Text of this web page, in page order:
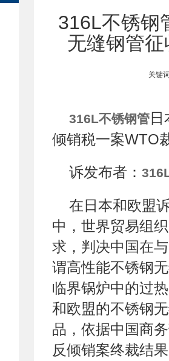
316L不锈钢
无缝钢管
关键
316L不锈钢管
倾销税一案WTO
诉发布者：
在日本和欧盟
中，世界贸易组
求，判决中国在
谓高性能不锈钢
临界锅炉中的过
和欧盟的不锈钢
品，依据中国商
反倾销案终裁结